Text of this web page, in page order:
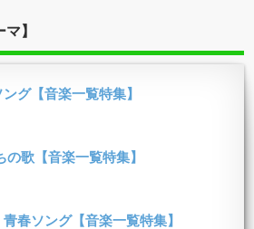
】
グ【音楽一覧特集】
歌【音楽一覧特集】
春ソング【音楽一覧特集】